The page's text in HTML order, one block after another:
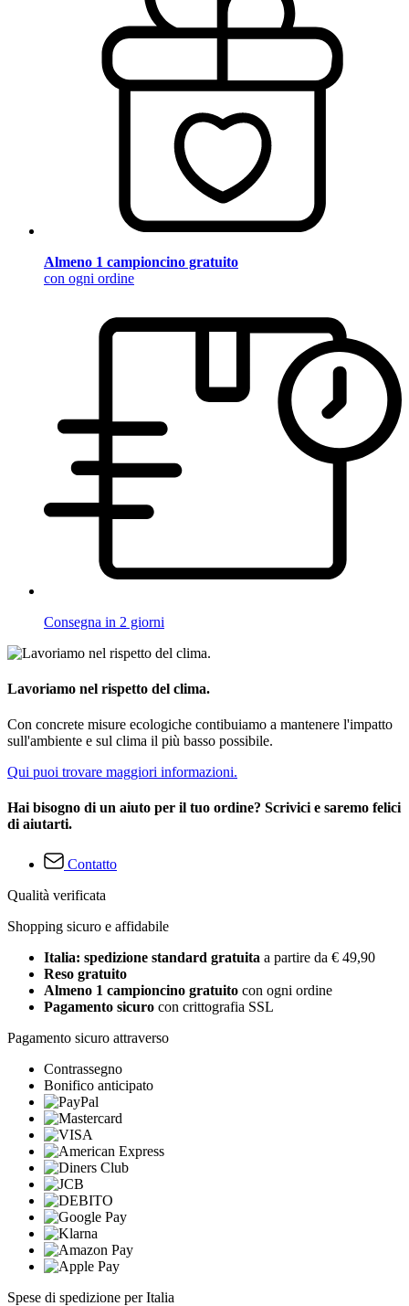
Almeno 1 campioncino gratuito
con ogni ordine
Consegna in 2 giorni
Lavoriamo nel rispetto del clima.
Con concrete misure ecologiche contibuiamo a mantenere l'impatto
sull'ambiente e sul clima il più basso possibile.
Qui puoi trovare maggiori informazioni.
Hai bisogno di un aiuto per il tuo ordine? Scrivici e saremo felici
di aiutarti.
Contatto
Qualità verificata
Shopping sicuro e affidabile
Italia: spedizione standard gratuita a partire da € 49,90
Reso gratuito
Almeno 1 campioncino gratuito con ogni ordine
Pagamento sicuro con crittografia SSL
Pagamento sicuro attraverso
Contrassegno
Bonifico anticipato
Spese di spedizione per Italia